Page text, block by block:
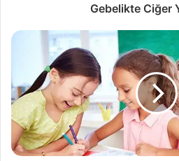
Gebelikte Ciğer